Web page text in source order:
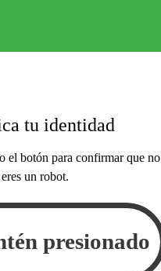
tu identidad
el botón para confirmar que no
eres un robot.